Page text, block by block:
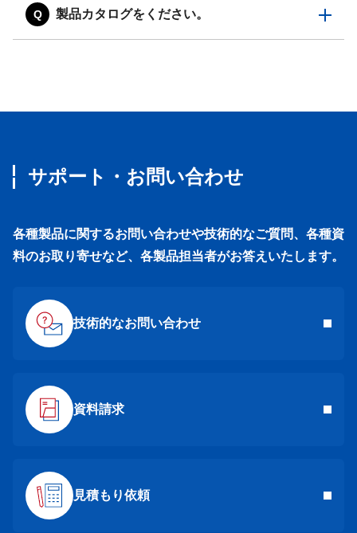
製品カタログをください。
サポート・お問い合わせ
各種製品に関するお問い合わせや技術的なご質問、各種資
料のお取り寄せなど、各製品担当者がお答えいたします。
技術的なお問い合わせ
資料請求
見積もり依頼